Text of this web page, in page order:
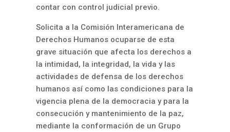
contar con control judicial previo.
Solicita a la Comisión Interamericana de
Derechos Humanos ocuparse de esta
grave situación que afecta los derechos a
la intimidad, la integridad, la vida y las
actividades de defensa de los derechos
humanos así como las condiciones para la
vigencia plena de la democracia y para la
consecución y mantenimiento de la paz,
mediante la conformación de un Grupo